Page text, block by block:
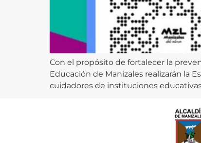
Con el propósito de fortalecer la
Educación de Manizales realizarán la
cuidadores de instituciones